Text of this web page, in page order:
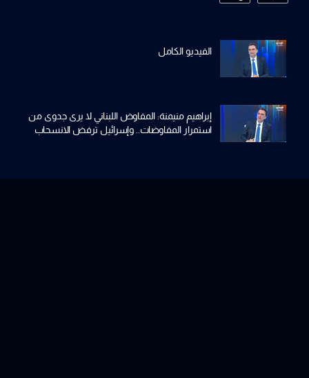
الفيديو الكامل
إبراهيم منيمنة: المفاوض اللبناني لا يرى جدوى من
استمرار المفاوضات.. وإسرائيل ترفض الانسحاب